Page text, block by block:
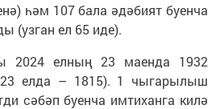
һәм 107 бала әдәбият буенча
(узган ел 65 иде).
2024 елның 23 маенда 1932
елда – 1815). 1 чыгарылыш
сәбәп буенча имтиханга килә